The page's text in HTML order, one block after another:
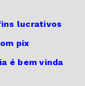
lucrativos
pix
é bem vinda